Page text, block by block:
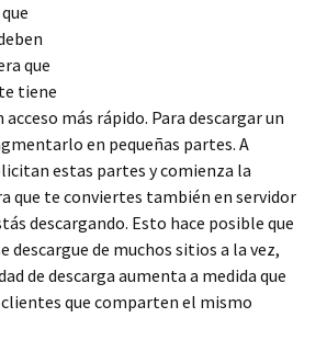
que
tiene
más rápido. Para descargar un
en pequeñas partes. A
estas partes y comienza la
que te conviertes también en servidor
descargando. Esto hace posible que
descargue de muchos sitios a la vez,
de descarga aumenta a medida que
que comparten el mismo